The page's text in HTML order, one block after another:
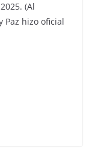
(Al
Paz hizo oficial